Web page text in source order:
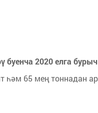
буенча 2020 елга
һәм 65 мең тоннадан